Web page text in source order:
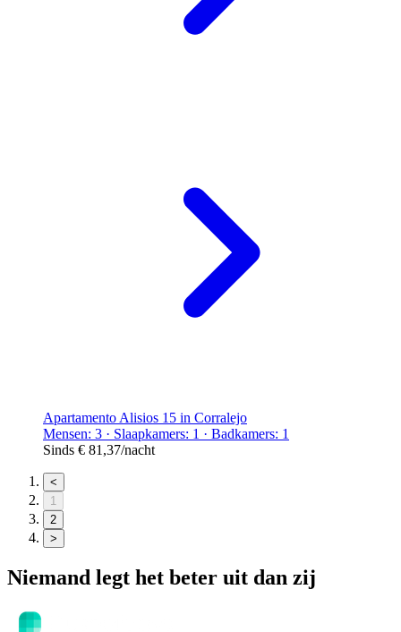
Apartamento Alisios 15 in Corralejo
Mensen: 3 · Slaapkamers: 1 · Badkamers: 1
Sinds € 81,37/nacht
<
1
2
>
Niemand legt het beter uit dan zij